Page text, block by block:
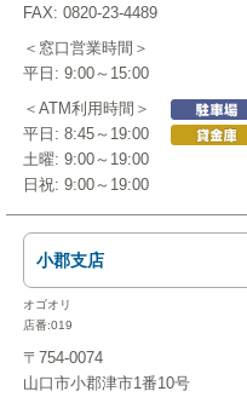
FAX: 0820-23-4489
＜窓口営業時間＞
平日: 9:00～15:00
＜ATM利用時間＞
平日: 8:45～19:00
土曜: 9:00～19:00
日祝: 9:00～19:00
小郡支店
オゴオリ
店番:019
〒754-0074
山口市小郡津市1番10号